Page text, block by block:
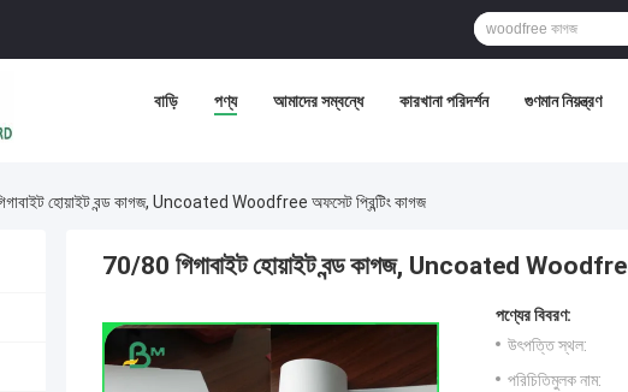
বাড়ি পণ্য আমাদের সম্বন্ধে কারখানা পরিদর্শন গুণমান নিয়ন্ত্রণ
হোয়াইট বন্ড কাগজ, Uncoated Woodfree অফসেট প্রিন্টিং কাগজ
70/80 গিগাবাইট হোয়াইট বন্ড কাগজ, Uncoated Woodfree
পণ্যের বিবরণ:
উৎপত্তি স্থল:
পরিচিতিমুলক নাম: